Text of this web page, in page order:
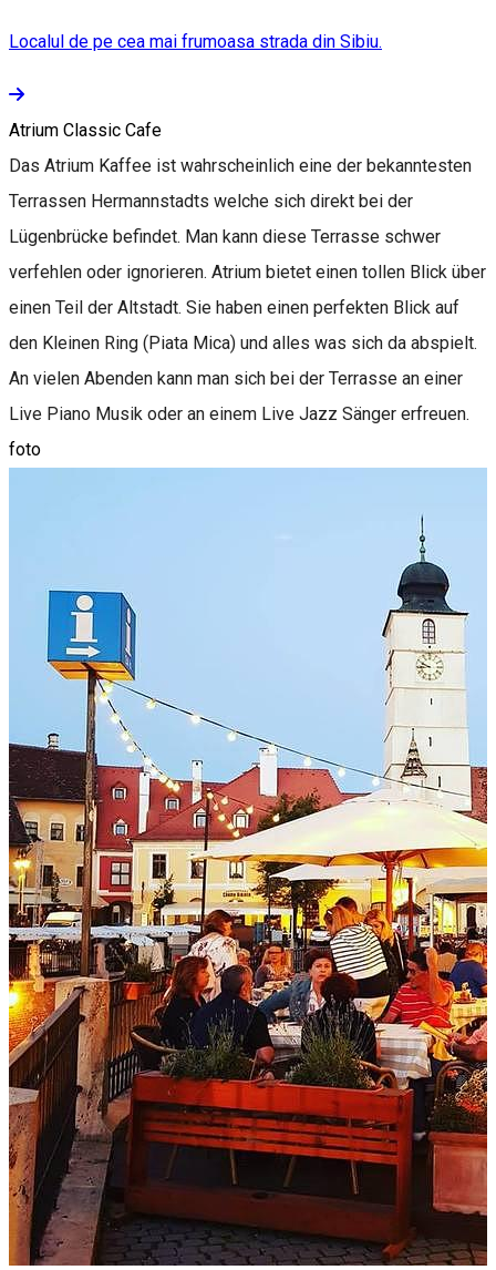
Localul de pe cea mai frumoasa strada din Sibiu.
Atrium Classic Cafe
Das Atrium Kaffee ist wahrscheinlich eine der bekanntesten
Terrassen Hermannstadts welche sich direkt bei der
Lügenbrücke befindet. Man kann diese Terrasse schwer
verfehlen oder ignorieren. Atrium bietet einen tollen Blick über
einen Teil der Altstadt. Sie haben einen perfekten Blick auf
den Kleinen Ring (Piata Mica) und alles was sich da abspielt.
An vielen Abenden kann man sich bei der Terrasse an einer
Live Piano Musik oder an einem Live Jazz Sänger erfreuen.
foto